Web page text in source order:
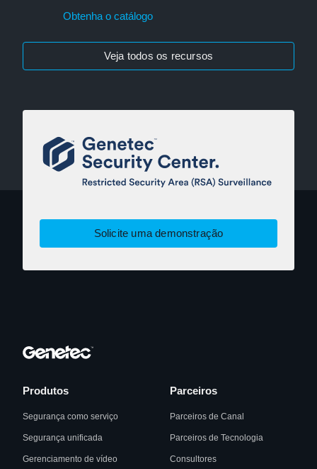
Obtenha o catálogo
Veja todos os recursos
Solicite uma demonstração
Produtos
Segurança como serviço
Segurança unificada
Gerenciamento de vídeo
Parceiros
Parceiros de Canal
Parceiros de Tecnologia
Consultores